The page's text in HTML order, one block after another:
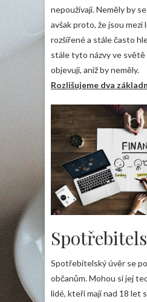
nepoužívají. Neměly by
avšak proto, že jsou mezi
rozšířené a stále často
stále tyto názvy ve světě
objevují, aniž by neměly.
Rozlišujeme dva
Spotřebitelský úvěr se
občanům. Mohou si jej
lidé, kteří mají nad 18 let